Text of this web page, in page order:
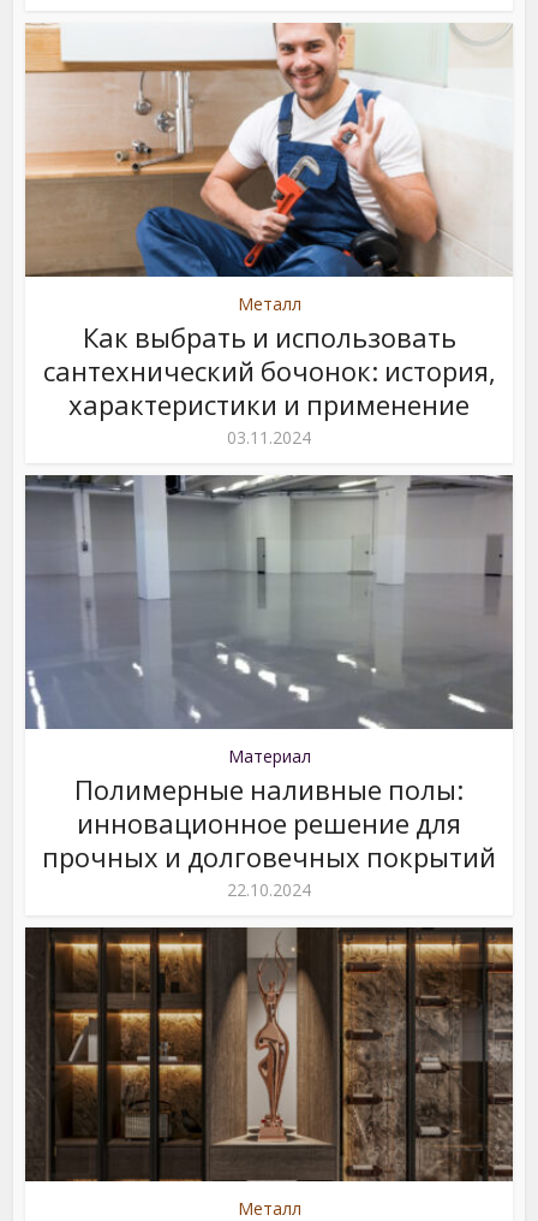
Металл
Как выбрать и использовать
сантехнический бочонок: история,
характеристики и применение
03.11.2024
Материал
Полимерные наливные полы:
инновационное решение для
прочных и долговечных покрытий
22.10.2024
Металл